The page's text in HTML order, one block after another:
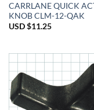
CARRLANE QUICK
KNOB CLM-12-QAK
USD $11.25